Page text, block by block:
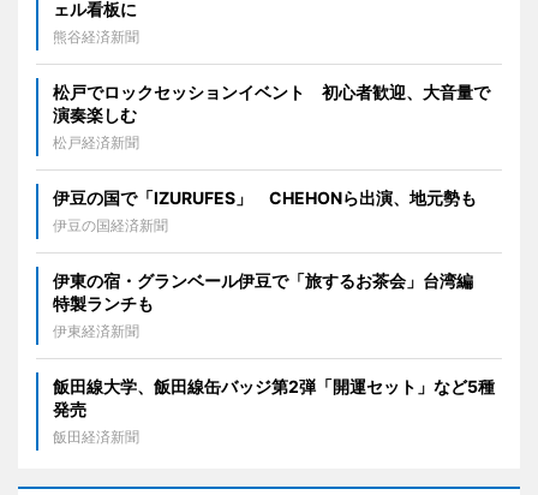
ェル看板に
熊谷経済新聞
松戸でロックセッションイベント 初心者歓迎、大音量で
演奏楽しむ
松戸経済新聞
伊豆の国で「IZURUFES」 CHEHONら出演、地元勢も
伊豆の国経済新聞
伊東の宿・グランベール伊豆で「旅するお茶会」台湾編
特製ランチも
伊東経済新聞
飯田線大学、飯田線缶バッジ第2弾「開運セット」など5種
発売
飯田経済新聞